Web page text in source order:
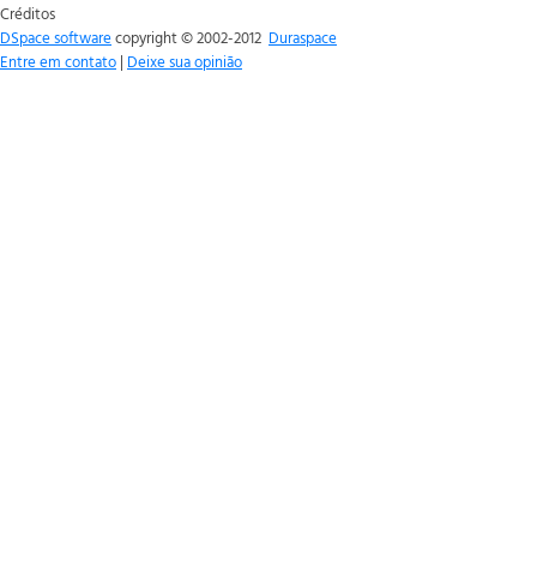
Créditos
DSpace softwarecopyright © 2002-2012 Duraspace
Entre em contato | Deixe sua opinião